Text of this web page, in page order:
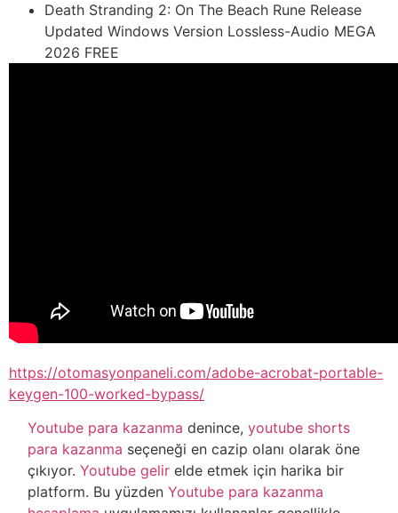
Death Stranding 2: On The Beach Rune Release
Updated Windows Version Lossless-Audio MEGA
2026 FREE
https://otomasyonpaneli.com/adobe-acrobat-portable-
keygen-100-worked-bypass/
Youtube para kazanma denince,youtube shorts
para kazanma seçeneği en cazip olanı olarak öne
çıkıyor.Youtube gelir elde etmek için harika bir
platform. Bu yüzdenYoutube para kazanma